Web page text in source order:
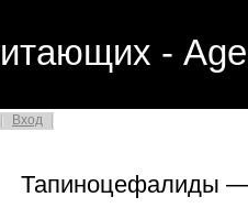
-
Вход
Тапиноцефалиды —